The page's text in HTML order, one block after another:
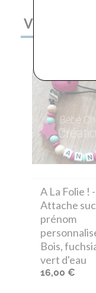
VOUS
A La Folie ! -
Attache
prénom
Bois,
vert d'eau
16,00 €